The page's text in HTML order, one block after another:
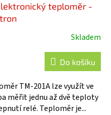
teploměr -
Skladem
Do košíku
TM-201A lze využít ve
měřit jednu až dvě teploty
relé. Teploměr je...